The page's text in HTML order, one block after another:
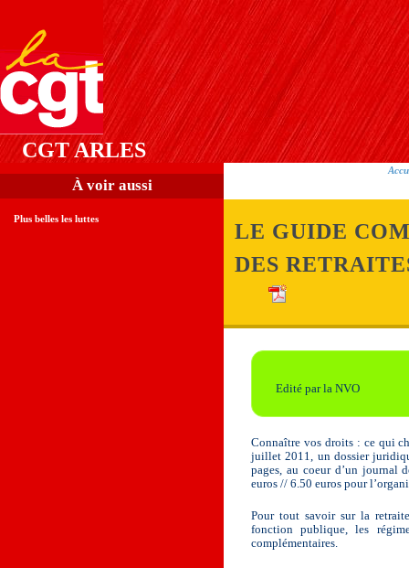
CGT ARLES
LE GUIDE
DES
Edité par la NVO
Connaître vos droits : ce qui
juillet 2011, un dossier
pages, au coeur d’un journal
euros // 6.50 euros pour
Pour tout savoir sur la
fonction publique, les
complémentaires.
À voir aussi
Plus belles les luttes